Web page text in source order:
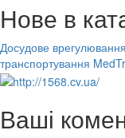
Нове в
Досудове
транспортування
Ваші